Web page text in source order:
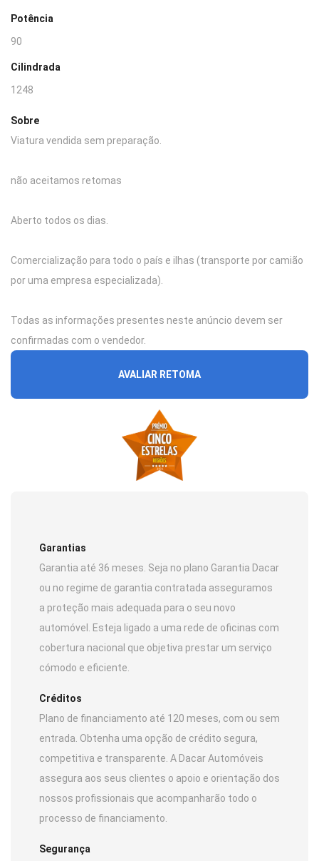
Potência
90
Cilindrada
1248
Sobre
Viatura vendida sem preparação.
não aceitamos retomas
Aberto todos os dias.
Comercialização para todo o país e ilhas (transporte por camião
por uma empresa especializada).
Todas as informações presentes neste anúncio devem ser
confirmadas com o vendedor.
AVALIAR RETOMA
Garantias
Garantia até 36 meses. Seja no plano Garantia Dacar
ou no regime de garantia contratada asseguramos
a proteção mais adequada para o seu novo
automóvel. Esteja ligado a uma rede de oficinas com
cobertura nacional que objetiva prestar um serviço
cómodo e eficiente.
Créditos
Plano de financiamento até 120 meses, com ou sem
entrada. Obtenha uma opção de crédito segura,
competitiva e transparente. A Dacar Automóveis
assegura aos seus clientes o apoio e orientação dos
nossos profissionais que acompanharão todo o
processo de financiamento.
Segurança